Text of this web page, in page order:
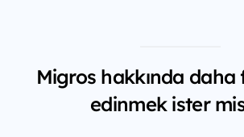
Migros hakkında daha
edinmek ister